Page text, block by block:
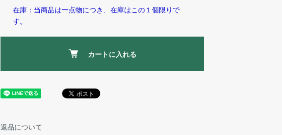
在庫：当商品は一点物につき、在庫はこの１個限りで
す。
カートに入れる
返品について